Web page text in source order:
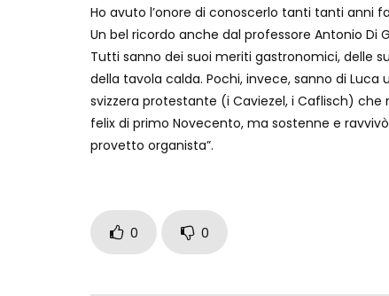
Ho avuto l’onore di conoscerlo tanti tanti anni
Un bel ricordo anche dal professore Antonio Di
Tutti sanno dei suoi meriti gastronomici, delle
della tavola calda. Pochi, invece, sanno di
svizzera protestante (i Caviezel, i Caflisch)
felix di primo Novecento, ma sostenne e
provetto organista”.
0 0